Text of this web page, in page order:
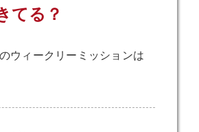
てる？
ウィークリーミッションは